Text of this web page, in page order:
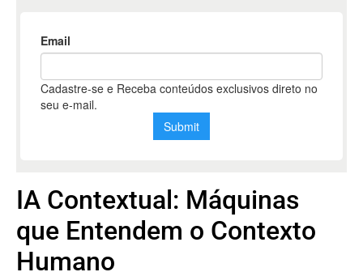
IA Contextual: Máquinas
que Entendem o Contexto
Humano